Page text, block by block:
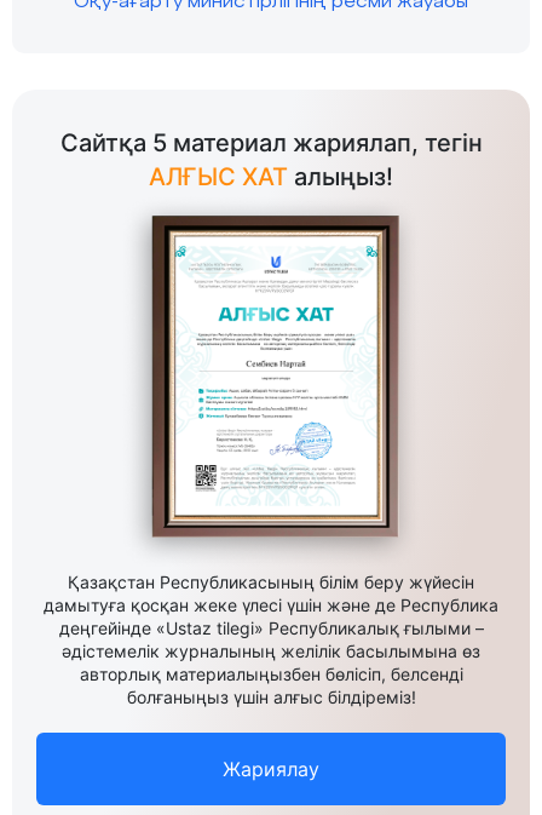
Сайтқа 5 материал жариялап, тегін
АЛҒЫС ХАТ алыңыз!
Қазақстан Республикасының білім беру жүйесін
дамытуға қосқан жеке үлесі үшін және де Республика
деңгейінде «Ustaz tilegi» Республикалық ғылыми –
әдістемелік журналының желілік басылымына өз
авторлық материалыңызбен бөлісіп, белсенді
болғаныңыз үшін алғыс білдіреміз!
Жариялау